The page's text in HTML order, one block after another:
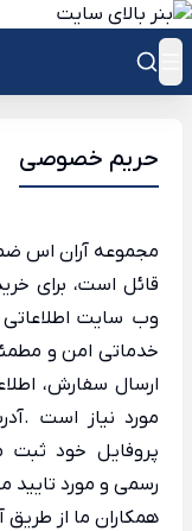
حریم خصوصی
مجموعه آران اس
قائل است، برای
وب سایت اطلاعاتی
خدماتی امن و مطمئن
ارسال سفارش،
مورد نیاز است
پروفایل خود ثبت
رسمی و مورد
همکاران ما از